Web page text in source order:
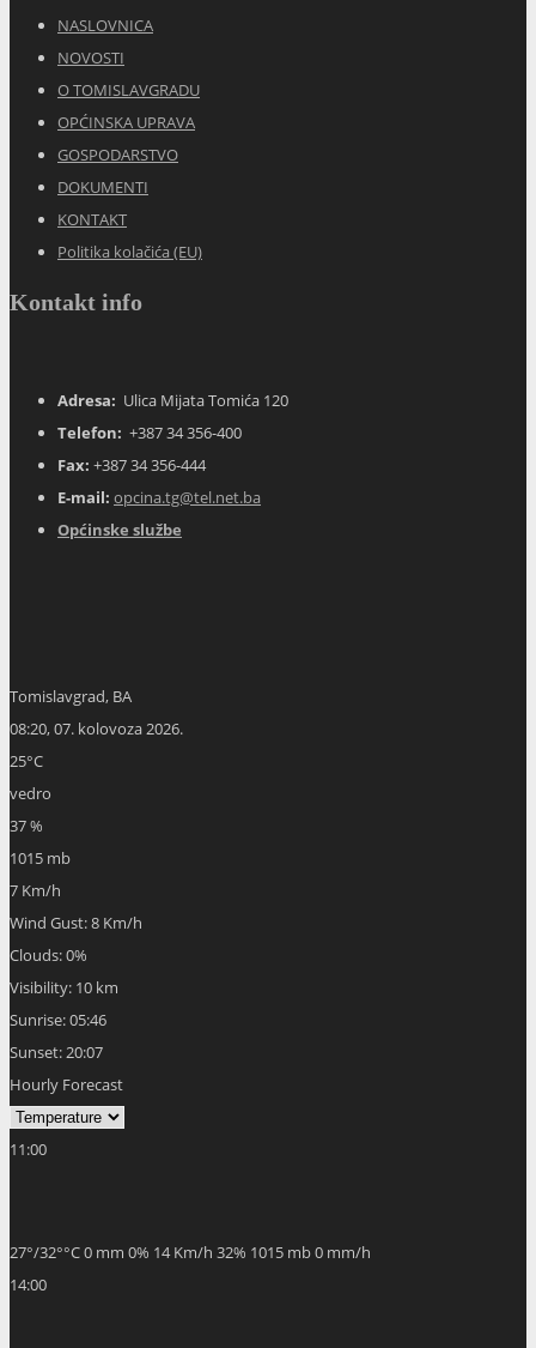
NASLOVNICA
NOVOSTI
O TOMISLAVGRADU
OPĆINSKA UPRAVA
GOSPODARSTVO
DOKUMENTI
KONTAKT
Politika kolačića (EU)
Kontakt info
Adresa: Ulica Mijata Tomića 120
Telefon: +387 34 356-400
Fax: +387 34 356-444
E-mail: opcina.tg@tel.net.ba
Općinske službe
Tomislavgrad, BA
08:20,07. kolovoza 2026.
25°C
vedro
37 %
1015 mb
7 Km/h
Wind Gust:8 Km/h
Clouds:0%
Visibility: 10 km
Sunrise:05:46
Sunset:20:07
Hourly Forecast
11:00
27°/32°°C0 mm 0% 14 Km/h 32% 1015 mb0 mm/h
14:00